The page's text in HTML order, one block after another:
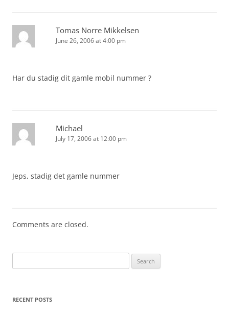
Tomas Norre Mikkelsen
June 26, 2006 at 4:00 pm
Har du stadig dit gamle mobil nummer ?
Michael
July 17, 2006 at 12:00 pm
Jeps, stadig det gamle nummer
Comments are closed.
for:
RECENT POSTS